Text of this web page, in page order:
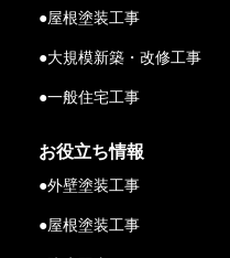
●屋根塗装工事
●大規模新築・改修工事
●一般住宅工事
お役立ち情報
●外壁塗装工事
●屋根塗装工事